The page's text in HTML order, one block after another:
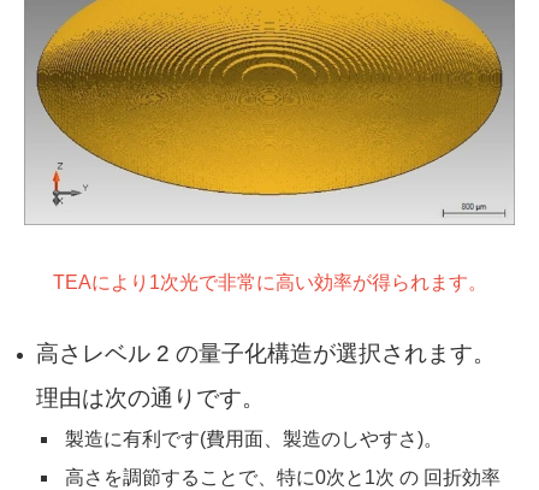
TEAにより1次光で非常に高い効率が得られます。
高さレベル 2 の量子化構造が選択されます。
理由は次の通りです。
製造に有利です(費用面、製造のしやすさ)。
高さを調節することで、特に0次と1次 の 回折効率